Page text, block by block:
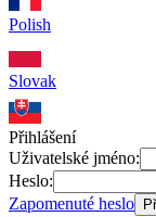
Polish
Slovak
Přihlášení
Uživatelské jméno:
Heslo:
Zapomenuté heslo